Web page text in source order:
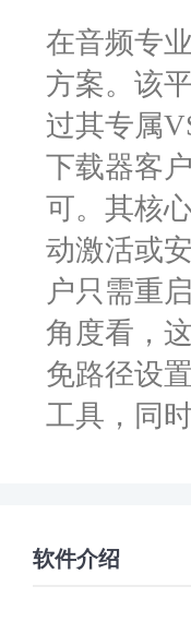
在音频专
方案。该
过其专属
下载器客
可。其核
动激活或
户只需重
角度看，
免路径设
工具，同
软件介绍